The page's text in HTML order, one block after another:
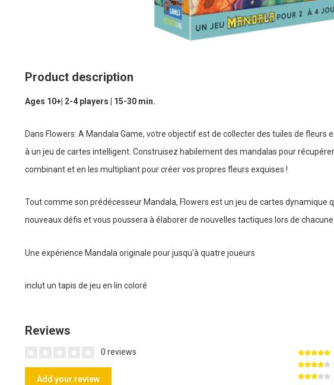
Product description
Ages 10+| 2-4 players | 15-30 min.
Dans Flowers: A Mandala Game, votre objectif est de collecter des tuiles de fleurs
à un jeu de cartes intelligent. Construisez habilement des mandalas pour
combinant et en les multipliant pour créer vos propres fleurs exquises !
Tout comme son prédécesseur Mandala, Flowers est un jeu de cartes dynamique
nouveaux défis et vous poussera à élaborer de nouvelles tactiques lors de
Une expérience Mandala originale pour jusqu'à quatre joueurs
inclut un tapis de jeu en lin coloré
Reviews
0 reviews
Add your review